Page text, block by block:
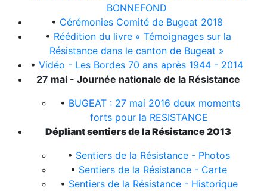
BONNEFOND
• Cérémonies Comité de Bugeat 2018
• Réédition du livre « Témoignages sur la
Résistance dans le canton de Bugeat »
• Vidéo - Les Bordes 70 ans après 1944 - 2014
27 mai - Journée nationale de la Résistance
• BUGEAT : 27 mai 2016 deux moments
forts pour la RESISTANCE
Dépliant sentiers de la Résistance 2013
• Sentiers de la Résistance - Photos
• Sentiers de la Résistance - Carte
• Sentiers de la Résistance - Historique